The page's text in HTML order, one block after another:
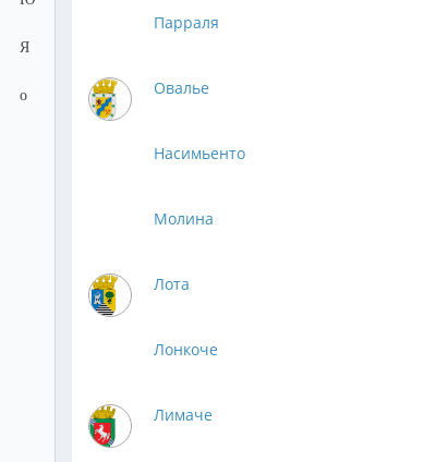
Я
о
Парраля
Овалье
Насимьенто
Молина
Лота
Лонкоче
Лимаче